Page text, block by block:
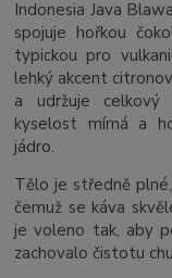
Indonesia Java
spojuje hořkou
typickou pro
lehký akcent
a udržuje celkový
kyselost mírná a
jádro.
Tělo je středně
čemuž se káva
je voleno tak, aby
zachovalo čistotu